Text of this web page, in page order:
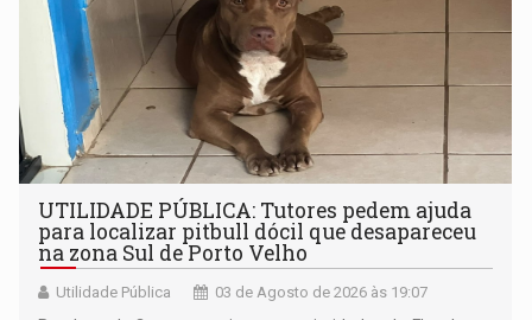
UTILIDADE PÚBLICA: Tutores pedem ajuda
para localizar pitbull dócil que desapareceu
na zona Sul de Porto Velho
Utilidade Pública 03 de Agosto de 2026 às 19:07